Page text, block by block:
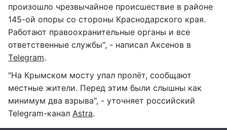
произошло чрезвычайное происшествие в районе
145-ой опоры со стороны Краснодарского края.
Работают правоохранительные органы и все
ответственные службы", - написал Аксенов в
Тelegram.
"На Крымском мосту упал пролёт, сообщают
местные жители. Перед этим были слышны как
минимум два взрыва", - уточняет российский
Telegram-канал Astra.